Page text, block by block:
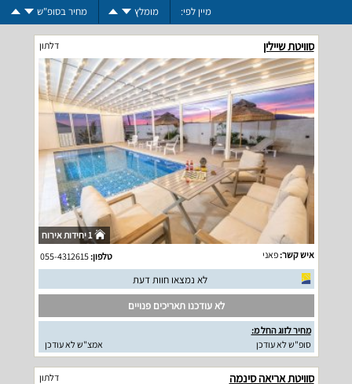
מיין לפי: מומלץ מחיר בסופ"ש
סוויטת שיילין דלתון
1 יחידות אירוח
איש קשר:פאני טלפון:055-4312615
לא נמצאו חוות דעת
לא עודכנו תאריכים פנויים
מחיר לזוג החל מ:
סופ"ש לא עודכן
אמצ"ש לא עודכן
סוויטת אריאה סינמה דלתון